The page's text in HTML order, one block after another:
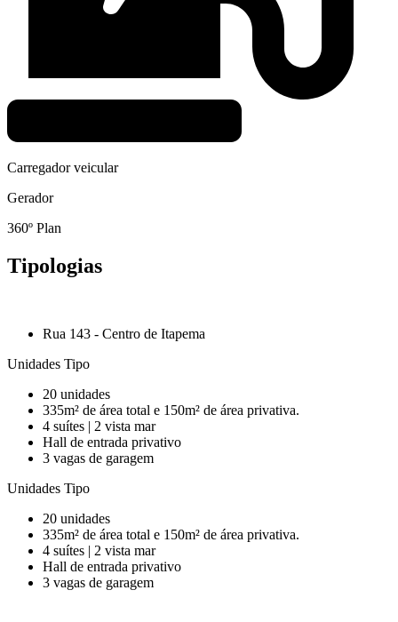
Carregador veicular
Gerador
360º Plan
Tipologias
Rua 143 - Centro de Itapema
Unidades Tipo
20 unidades
335m² de área total e 150m² de área privativa.
4 suítes | 2 vista mar
Hall de entrada privativo
3 vagas de garagem
Unidades Tipo
20 unidades
335m² de área total e 150m² de área privativa.
4 suítes | 2 vista mar
Hall de entrada privativo
3 vagas de garagem